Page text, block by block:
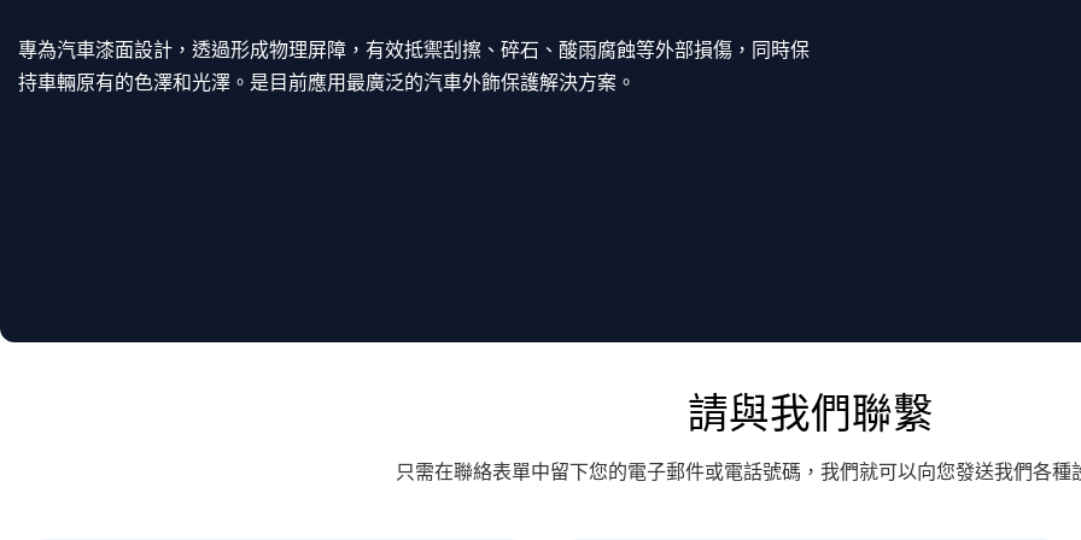
專為汽車漆面設計，透過形成物理屏障，有效抵禦刮擦、碎石、酸雨腐蝕等外部損傷，同時保
持車輛原有的色澤和光澤。是目前應用最廣泛的汽車外飾保護解決方案。
請與我們聯繫
只需在聯絡表單中留下您的電子郵件或電話號碼，我們就可以向您發送我們各種